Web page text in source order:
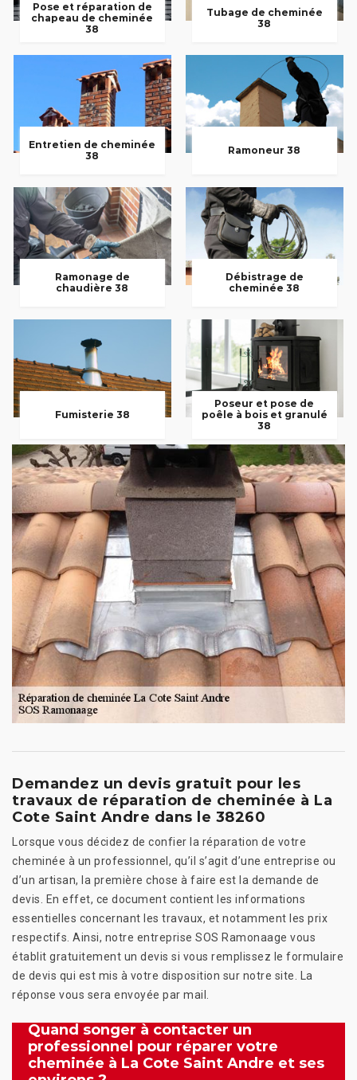
Pose et réparation de
chapeau de cheminée
38
Tubage de cheminée
38
Entretien de cheminée
38
Ramoneur 38
Ramonage de
chaudière 38
Débistrage de
cheminée 38
Fumisterie 38
Poseur et pose de
poêle à bois et granulé
38
Demandez un devis gratuit pour les
travaux de réparation de cheminée à La
Cote Saint Andre dans le 38260
Lorsque vous décidez de confier la réparation de votre
cheminée à un professionnel, qu’il s’agit d’une entreprise ou
d’un artisan, la première chose à faire est la demande de
devis. En effet, ce document contient les informations
essentielles concernant les travaux, et notamment les prix
respectifs. Ainsi, notre entreprise SOS Ramonaage vous
établit gratuitement un devis si vous remplissez le formulaire
de devis qui est mis à votre disposition sur notre site. La
réponse vous sera envoyée par mail.
Quand songer à contacter un
professionnel pour réparer votre
cheminée à La Cote Saint Andre et ses